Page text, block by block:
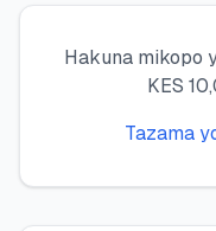
KAMPUNI
ℹ️Kuhusu Sisi
Hakuna mikopo
KES
Tazama